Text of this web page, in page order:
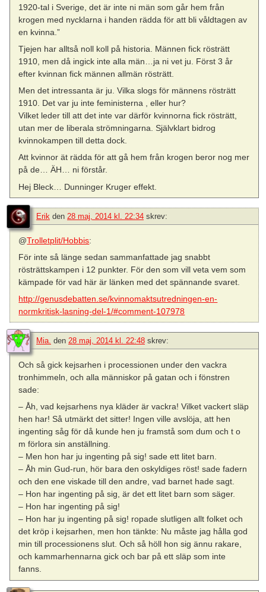
1920-tal i Sverige, det är inte ni män som går hem från
krogen med nycklarna i handen rädda för att bli våldtagen av
en kvinna.”
Tjejen har alltså noll koll på historia. Männen fick rösträtt
1910, men då ingick inte alla män…ja ni vet ju. Först 3 år
efter kvinnan fick männen allmän rösträtt.
Men det intressanta är ju. Vilka slogs för männens rösträtt
1910. Det var ju inte feministerna , eller hur?
Vilket leder till att det inte var därför kvinnorna fick rösträtt,
utan mer de liberala strömningarna. Självklart bidrog
kvinnokampen till detta dock.
Att kvinnor ät rädda för att gå hem från krogen beror nog mer
på de… ÄH… ni förstår.
Hej Bleck… Dunninger Kruger effekt.
Erik den 28 maj, 2014 kl. 22:34 skrev:
@Trolletplit/Hobbis:
För inte så länge sedan sammanfattade jag snabbt
rösträttskampen i 12 punkter. För den som vill veta vem som
kämpade för vad här är länken med det spännande svaret.
http://genusdebatten.se/kvinnomaktsutredningen-en-
normkritisk-lasning-del-1/#comment-107978
Mia. den 28 maj, 2014 kl. 22:48 skrev:
Och så gick kejsarhen i processionen under den vackra
tronhimmeln, och alla människor på gatan och i fönstren
sade:
– Åh, vad kejsarhens nya kläder är vackra! Vilket vackert släp
hen har! Så utmärkt det sitter! Ingen ville avslöja, att hen
ingenting såg för då kunde hen ju framstå som dum och t o
m förlora sin anställning.
– Men hon har ju ingenting på sig! sade ett litet barn.
– Åh min Gud-run, hör bara den oskyldiges röst! sade fadern
och den ene viskade till den andre, vad barnet hade sagt.
– Hon har ingenting på sig, är det ett litet barn som säger.
– Hon har ingenting på sig!
– Hon har ju ingenting på sig! ropade slutligen allt folket och
det kröp i kejsarhen, men hon tänkte: Nu måste jag hålla god
min till processionens slut. Och så höll hon sig ännu rakare,
och kammarhennarna gick och bar på ett släp som inte
fanns.